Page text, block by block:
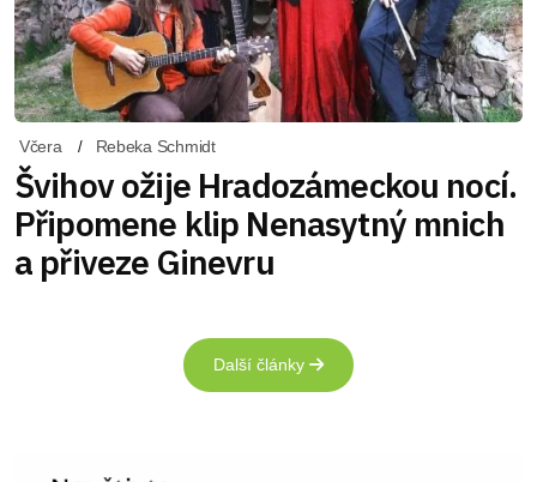
Včera Rebeka Schmidt
Švihov ožije Hradozámeckou nocí.
Připomene klip Nenasytný mnich
a přiveze Ginevru
Další články